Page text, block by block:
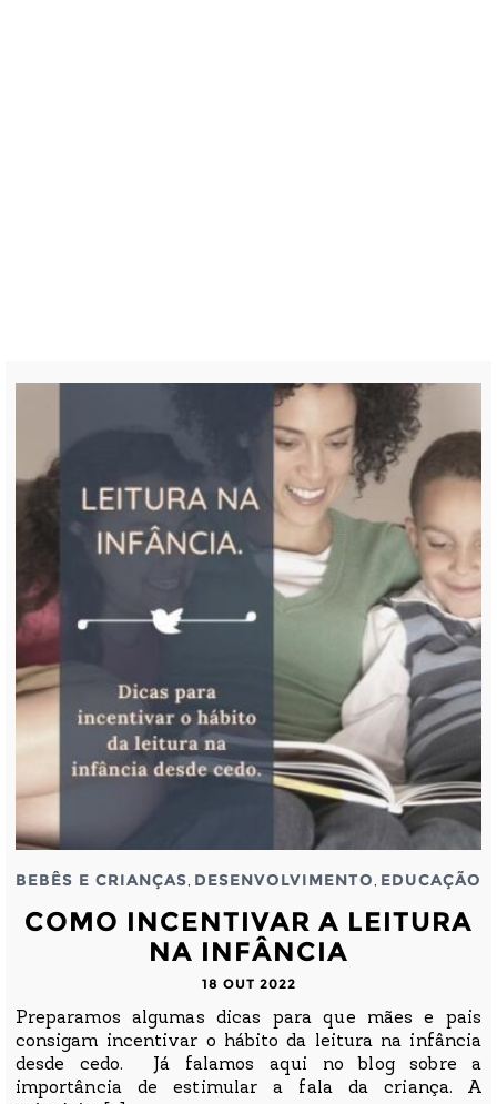
BEBÊS E CRIANÇAS DESENVOLVIMENTO EDUCAÇÃO
COMO INCENTIVAR A LEITURA
NA INFÂNCIA
18 OUT 2022
Preparamos algumas dicas para que mães e pais
consigam incentivar o hábito da leitura na infância
desde cedo. Já falamos aqui no blog sobre a
importância de estimular a fala da criança. A